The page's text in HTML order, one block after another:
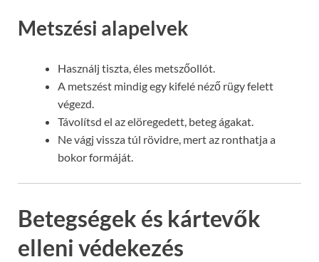
Metszési alapelvek
Használj tiszta, éles metszőollót.
A metszést mindig egy kifelé néző rügy felett
végezd.
Távolítsd el az elöregedett, beteg ágakat.
Ne vágj vissza túl rövidre, mert az ronthatja a
bokor formáját.
Betegségek és kártevők
elleni védekezés